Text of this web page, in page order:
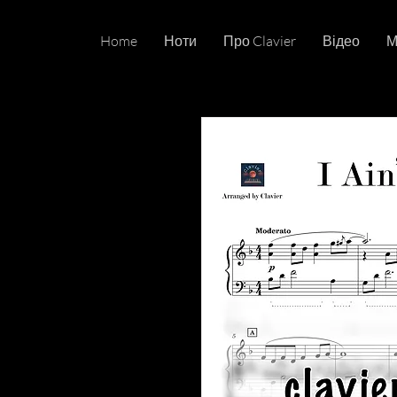
Home Ноти Про Clavier Відео